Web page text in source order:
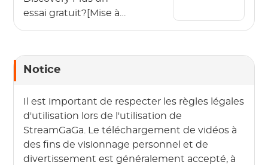
essai gratuit?[Mise à
Notice
Il est important de respecter les règles légales
d'utilisation lors de l'utilisation de
StreamGaGa. Le téléchargement de vidéos à
des fins de visionnage personnel et de
divertissement est généralement accepté, à